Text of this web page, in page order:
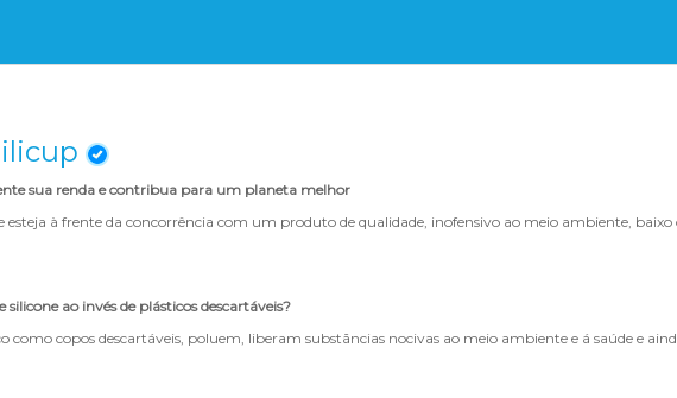
sua renda e contribua para um planeta melhor
esteja à frente da concorrência com um produto de qualidade, inofensivo ao meio ambiente,
silicone ao invés de plásticos descartáveis?
como copos descartáveis, poluem, liberam substãncias nocivas ao meio ambiente e á saúde e